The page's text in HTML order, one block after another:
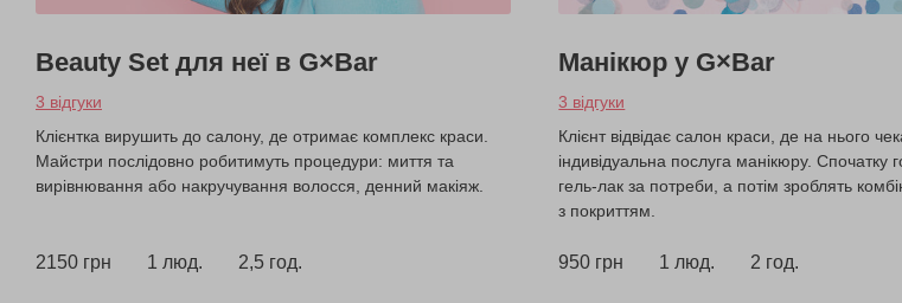
Beauty Set для неї в G×Bar
3 відгуки
Клієнтка вирушить до салону, де отримає комплекс краси.
Майстри послідовно робитимуть процедури: миття та
вирівнювання або накручування волосся, денний макіяж.
2150 грн 1 люд. 2,5 год.
Манікюр у G×Bar
3 відгуки
Клієнт відвідає салон краси, де на нього
індивідуальна послуга манікюру. Спочатку
гель-лак за потреби, а потім зроблять
з покриттям.
950 грн 1 люд. 2 год.